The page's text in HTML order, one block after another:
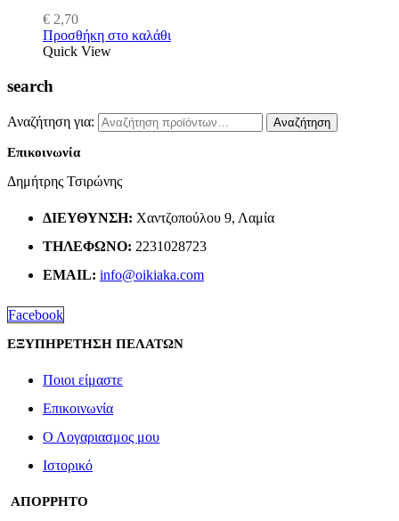
€ 2,70
Προσθήκη στο καλάθι
Quick View
search
Αναζήτηση για: Αναζήτηση
Επικοινωνία
Δημήτρης Τσιρώνης
ΔΙΕΎΘΥΝΣΗ: Χαντζοπούλου 9, Λαμία
ΤΗΛΈΦΩΝΟ: 2231028723
EMAIL: info@oikiaka.com
Facebook
ΕΞΥΠΗΡΕΤΗΣΗ ΠΕΛΑΤΩΝ
Ποιοι είμαστε
Επικοινωνία
Ο Λογαριασμος μου
Ιστορικό
ΑΠΟΡΡΗΤΟ